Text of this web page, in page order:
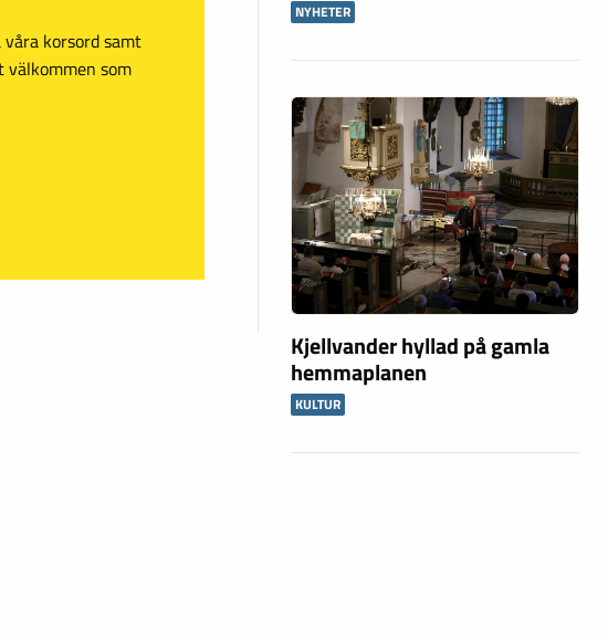
korsord samt
som
NYHETER
Kjellvander hyllad på gamla
hemmaplanen
KULTUR